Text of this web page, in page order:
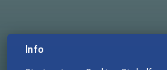
Info